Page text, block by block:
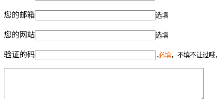
您的邮箱 选填
您的网站 选填
验证的码 必填，不填不让过